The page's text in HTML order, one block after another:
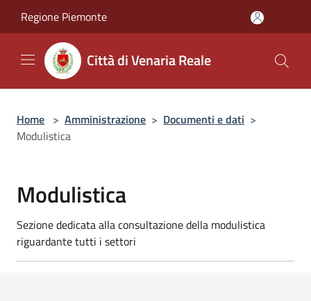
Regione Piemonte
Città di Venaria Reale
Home > Amministrazione > Documenti e dati >
Modulistica
Modulistica
Sezione dedicata alla consultazione della modulistica
riguardante tutti i settori